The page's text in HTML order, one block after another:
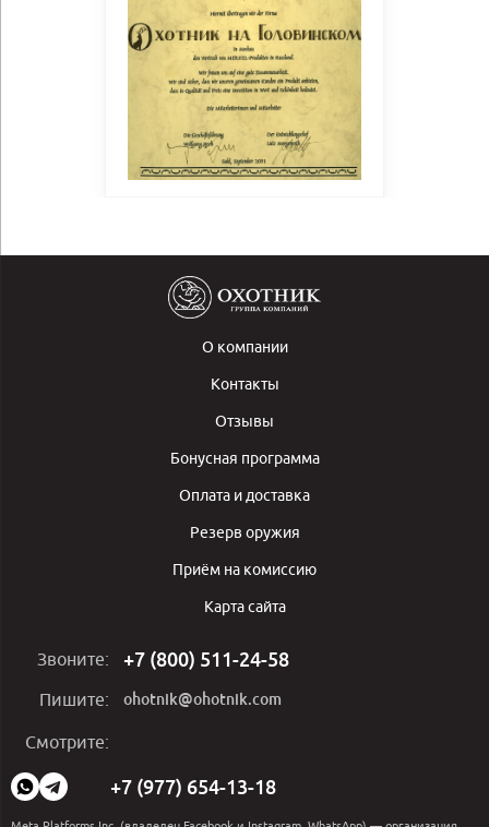
О компании
Контакты
Отзывы
Бонусная программа
Оплата и доставка
Резерв оружия
Приём на комиссию
Карта сайта
Звоните: +7 (800) 511-24-58
Пишите: ohotnik@ohotnik.com
Смотрите:
социальных
сетях:
+7 (977) 654-13-18